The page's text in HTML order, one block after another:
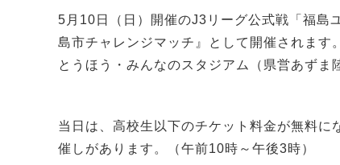
5月10日（日）開催のJ3リーグ公式戦「福島
島市チャレンジマッチ』として開催されます。
とうほう・みんなのスタジアム（県営あずま
当日は、高校生以下のチケット料金が無料
催しがあります。（午前10時～午後3時）